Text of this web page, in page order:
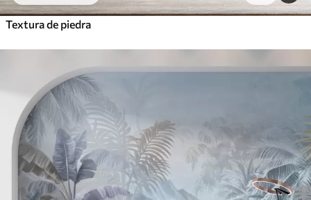
Textura de piedra